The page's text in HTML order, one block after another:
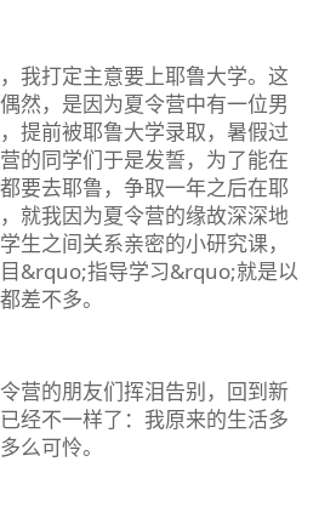
打定主意要上耶鲁大学。这
然，是因为夏令营中有一位男
提前被耶鲁大学录取，暑假过
的同学们于是发誓，为了能在
要去耶鲁，争取一年之后在耶
就我因为夏令营的缘故深深地
生之间关系亲密的小研究课，
&rquo;指导学习&rquo;就是以
差不多。
的朋友们挥泪告别，回到新
经不一样了：我原来的生活多
么可怜。